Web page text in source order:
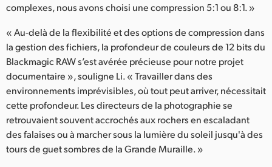
complexes, nous avons choisi une compression 5:1 ou 8:1. »
« Au-delà de la flexibilité et des options de compression dans
la gestion des fichiers, la profondeur de couleurs de 12 bits du
Blackmagic RAW s’est avérée précieuse pour notre projet
documentaire », souligne Li. « Travailler dans des
environnements imprévisibles, où tout peut arriver, nécessitait
cette profondeur. Les directeurs de la photographie se
retrouvaient souvent accrochés aux rochers en escaladant
des falaises ou à marcher sous la lumière du soleil jusqu'à des
tours de guet sombres de la Grande Muraille. »